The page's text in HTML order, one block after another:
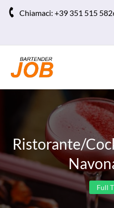
Chiamaci: +39 351 515
Ristorante/
Full